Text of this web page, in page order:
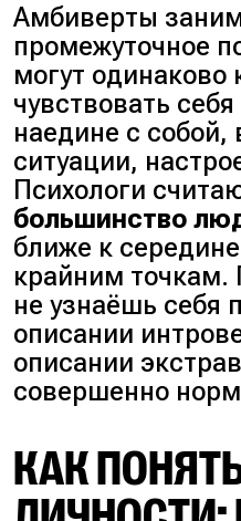
Амбиверты
промежуточное
могут одинаково
чувствовать
наедине с собой,
ситуации,
Психологи
большинство
ближе к
крайним точкам.
не узнаёшь себя
описании
описании
совершенно
КАК